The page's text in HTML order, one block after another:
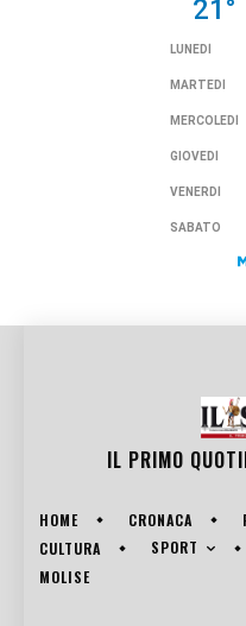
IL PRIMO
HOME CRONACA
CULTURA
SPORT
MOLISE